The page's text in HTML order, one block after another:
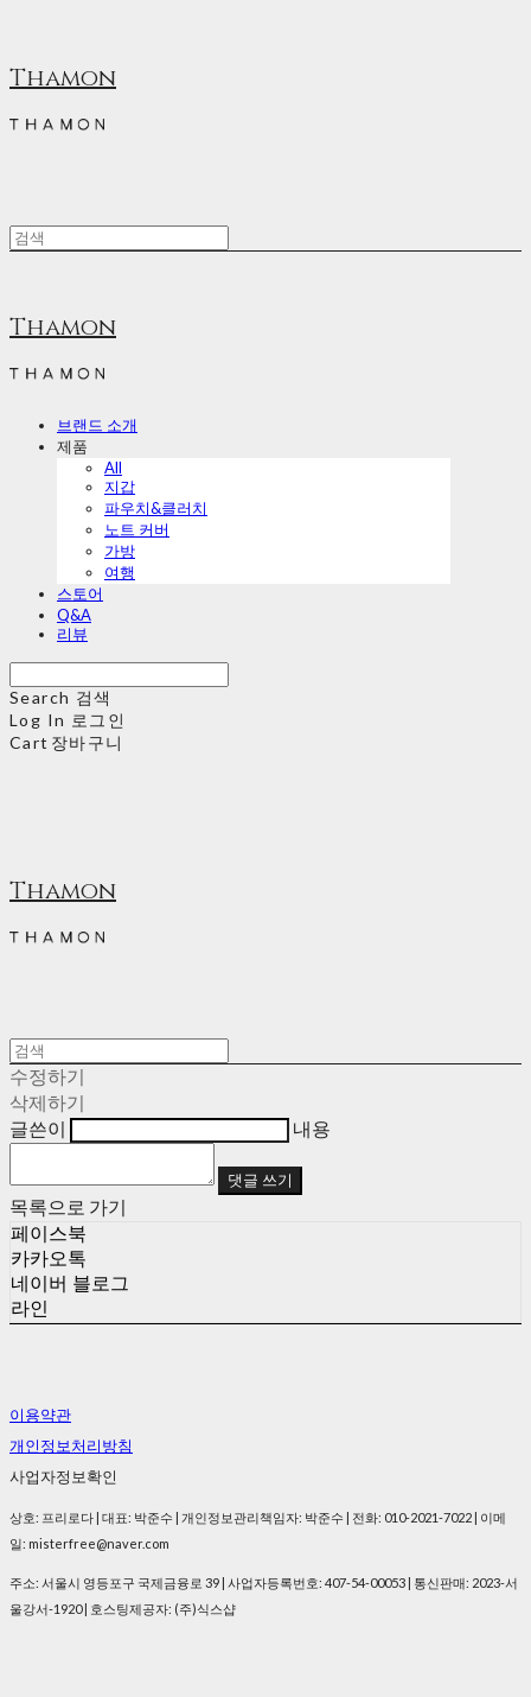
Thamon
Thamon
브랜드 소개
제품
All
지갑
파우치&클러치
노트 커버
가방
여행
스토어
Q&A
리뷰
Search 검색
Log In 로그인
Cart 장바구니
Thamon
수정하기
삭제하기
글쓴이
내용
댓글 쓰기
목록으로 가기
페이스북
카카오톡
네이버 블로그
라인
이용약관
개인정보처리방침
사업자정보확인
상호: 프리로다 | 대표: 박준수 | 개인정보관리책임자: 박준수 | 전화: 010-2021-7022 | 이메
일: misterfree@naver.com
주소: 서울시 영등포구 국제금융로 39 | 사업자등록번호: 407-54-00053 | 통신판매: 2023-서
울강서-1920| 호스팅제공자: (주)식스샵